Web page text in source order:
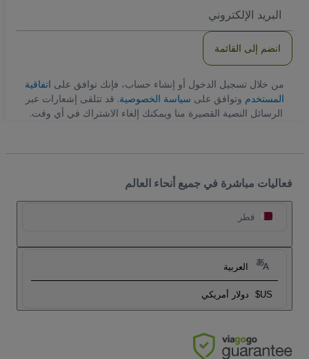
الاكتروني
انضم إلى القائمة
من خلال تسجيل الدخول أو إنشاء حساب، فإنك توافق على اتفاقية
المستخدم وتوافق على سياسة الخصوصية. قد تتلقى إشعارات عبر
الرسائل النصية القصيرة منا ويمكنك إلغاء الاشتراك في أي وقت.
فعاليات مباشرة في جميع أنحاء العالم
قطر
العربية
US$ دولار أمريكي